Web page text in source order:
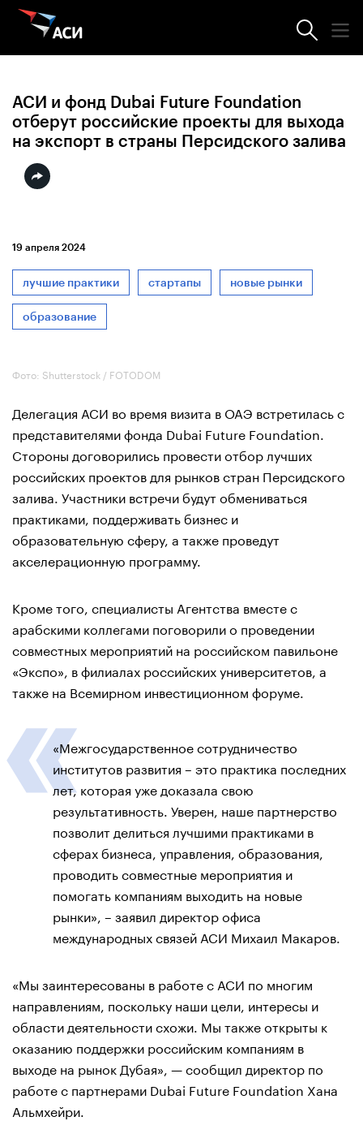
Новости АСИ
АСИ и фонд Dubai Future Foundation
отберут российские проекты для выхода
на экспорт в страны Персидского залива
19 апреля 2024
лучшие практики стартапы новые рынки
образование
Фото: Shutterstock / FOTODOM
Делегация АСИ во время визита в ОАЭ встретилась с
представителями фонда Dubai Future Foundation.
Стороны договорились провести отбор лучших
российских проектов для рынков стран Персидского
залива. Участники встречи будут обмениваться
практиками, поддерживать бизнес и
образовательную сферу, а также проведут
акселерационную программу.
Кроме того, специалисты Агентства вместе с
арабскими коллегами поговорили о проведении
совместных мероприятий на российском павильоне
«Экспо», в филиалах российских университетов, а
также на Всемирном инвестиционном форуме.
«Межгосударственное сотрудничество
институтов развития – это практика последних
лет, которая уже доказала свою
результативность. Уверен, наше партнерство
позволит делиться лучшими практиками в
сферах бизнеса, управления, образования,
проводить совместные мероприятия и
помогать компаниям выходить на новые
рынки», – заявил директор офиса
международных связей АСИ Михаил Макаров.
«Мы заинтересованы в работе с АСИ по многим
направлениям, поскольку наши цели, интересы и
области деятельности схожи. Мы также открыты к
оказанию поддержки российским компаниям в
выходе на рынок Дубая», — сообщил директор по
работе с партнерами Dubai Future Foundation Хана
Альмхейри.